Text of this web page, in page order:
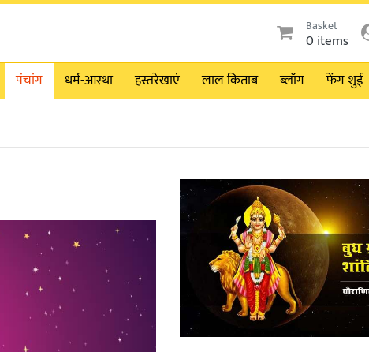
Basket
0 items
पंचांग धर्म-आस्था हस्तरेखाएं लाल किताब ब्लॉग फेंग शुई